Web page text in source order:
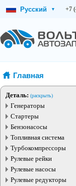
Русский ▾ +7
Главная
Деталь: (раскрыть)
Генераторы
Стартеры
Бензонасосы
Топливная система
Турбокомпрессоры
Рулевые рейки
Рулевые насосы
Рулевые редукторы